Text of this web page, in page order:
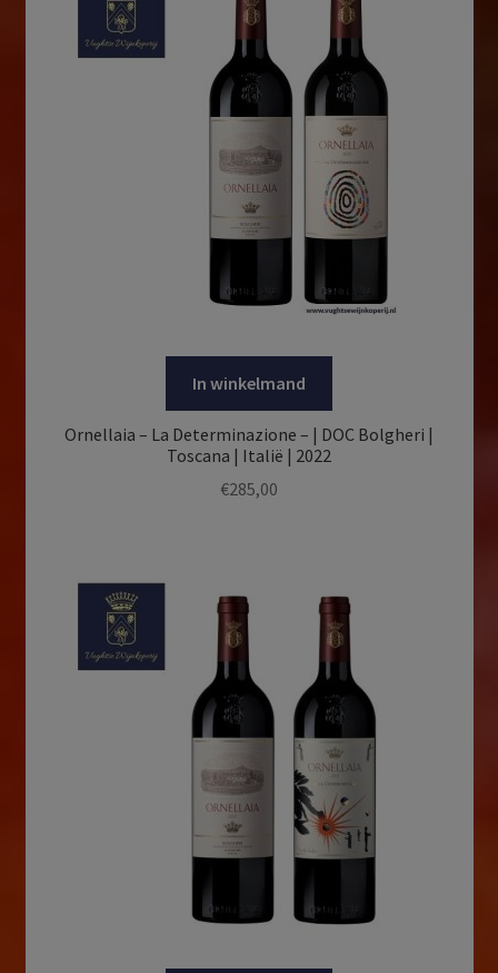
In winkelmand
Ornellaia – La Determinazione – | DOC Bolgheri |
Toscana | Italië | 2022
€285,00